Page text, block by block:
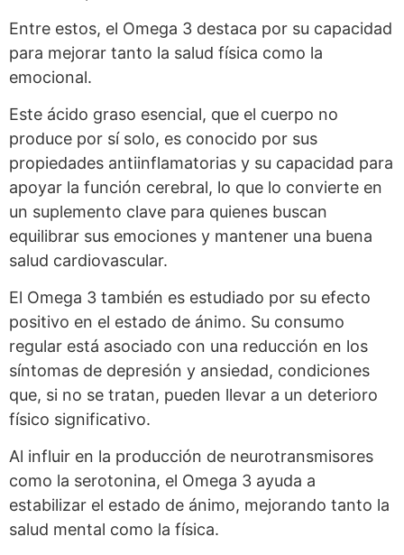
Entre estos, el Omega 3 destaca por su capacidad
para mejorar tanto la salud física como la
emocional.
Este ácido graso esencial, que el cuerpo no
produce por sí solo, es conocido por sus
propiedades antiinflamatorias y su capacidad para
apoyar la función cerebral, lo que lo convierte en
un suplemento clave para quienes buscan
equilibrar sus emociones y mantener una buena
salud cardiovascular.
El Omega 3 también es estudiado por su efecto
positivo en el estado de ánimo. Su consumo
regular está asociado con una reducción en los
síntomas de depresión y ansiedad, condiciones
que, si no se tratan, pueden llevar a un deterioro
físico significativo.
Al influir en la producción de neurotransmisores
como la serotonina, el Omega 3 ayuda a
estabilizar el estado de ánimo, mejorando tanto la
salud mental como la física.